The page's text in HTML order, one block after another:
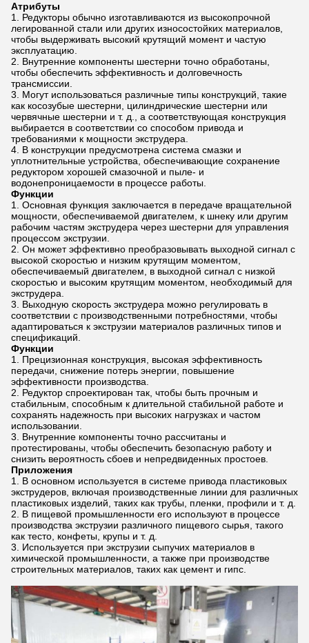
Атрибуты
Редукторы обычно изготавливаются из высокопрочной
легированной стали или других износостойких материалов,
чтобы выдерживать высокий крутящий момент и частую
эксплуатацию.
Внутренние компоненты шестерни точно обработаны,
чтобы обеспечить эффективность и долговечность
трансмиссии.
Могут использоваться различные типы конструкций, такие
как косозубые шестерни, цилиндрические шестерни или
червячные шестерни и т. д., а соответствующая конструкция
выбирается в соответствии со способом привода и
требованиями к мощности экструдера.
В конструкции предусмотрена система смазки и
уплотнительные устройства, обеспечивающие сохранение
редуктором хорошей смазочной и пыле- и
водонепроницаемости в процессе работы.
Функции
Основная функция заключается в передаче вращательной
мощности, обеспечиваемой двигателем, к шнеку или другим
рабочим частям экструдера через шестерни для управления
процессом экструзии.
Он может эффективно преобразовывать выходной сигнал с
высокой скоростью и низким крутящим моментом,
обеспечиваемый двигателем, в выходной сигнал с низкой
скоростью и высоким крутящим моментом, необходимый для
экструдера.
Выходную скорость экструдера можно регулировать в
соответствии с производственными потребностями, чтобы
адаптироваться к экструзии материалов различных типов и
спецификаций.
Функции
Прецизионная конструкция, высокая эффективность
передачи, снижение потерь энергии, повышение
эффективности производства.
Редуктор спроектирован так, чтобы быть прочным и
стабильным, способным к длительной стабильной работе и
сохранять надежность при высоких нагрузках и частом
использовании.
Внутренние компоненты точно рассчитаны и
протестированы, чтобы обеспечить безопасную работу и
снизить вероятность сбоев и непредвиденных простоев.
Приложения
В основном используется в системе привода пластиковых
экструдеров, включая производственные линии для различных
пластиковых изделий, таких как трубы, пленки, профили и т. д.
В пищевой промышленности его используют в процессе
производства экструзии различного пищевого сырья, такого
как тесто, конфеты, крупы и т. д.
Используется при экструзии сыпучих материалов в
химической промышленности, а также при производстве
строительных материалов, таких как цемент и гипс.